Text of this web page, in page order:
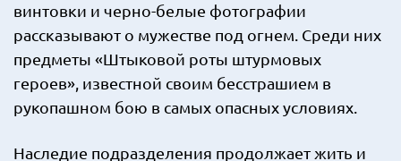
винтовки и черно-белые фотографии
рассказывают о мужестве под огнем. Среди них
предметы «Штыковой роты штурмовых
героев», известной своим бесстрашием в
рукопашном бою в самых опасных условиях.
Наследие подразделения продолжает жить и